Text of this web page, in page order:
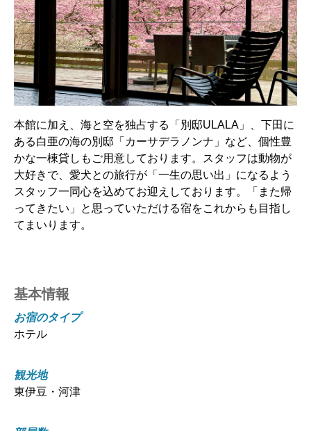
本館に加え、海と空を独占する「別邸ULALA」、下田に
ある白亜の海の別邸「カーサデラノンナ」など、個性豊
かな一棟貸しもご用意しております。スタッフは動物が
大好きで、愛犬との旅行が「一生の思い出」になるよう
スタッフ一同心を込めてお迎えしております。「また帰
ってきたい」と思っていただける宿をこれからも目指し
てまいります。
基本情報
お宿のタイプ
ホテル
観光地
東伊豆・河津